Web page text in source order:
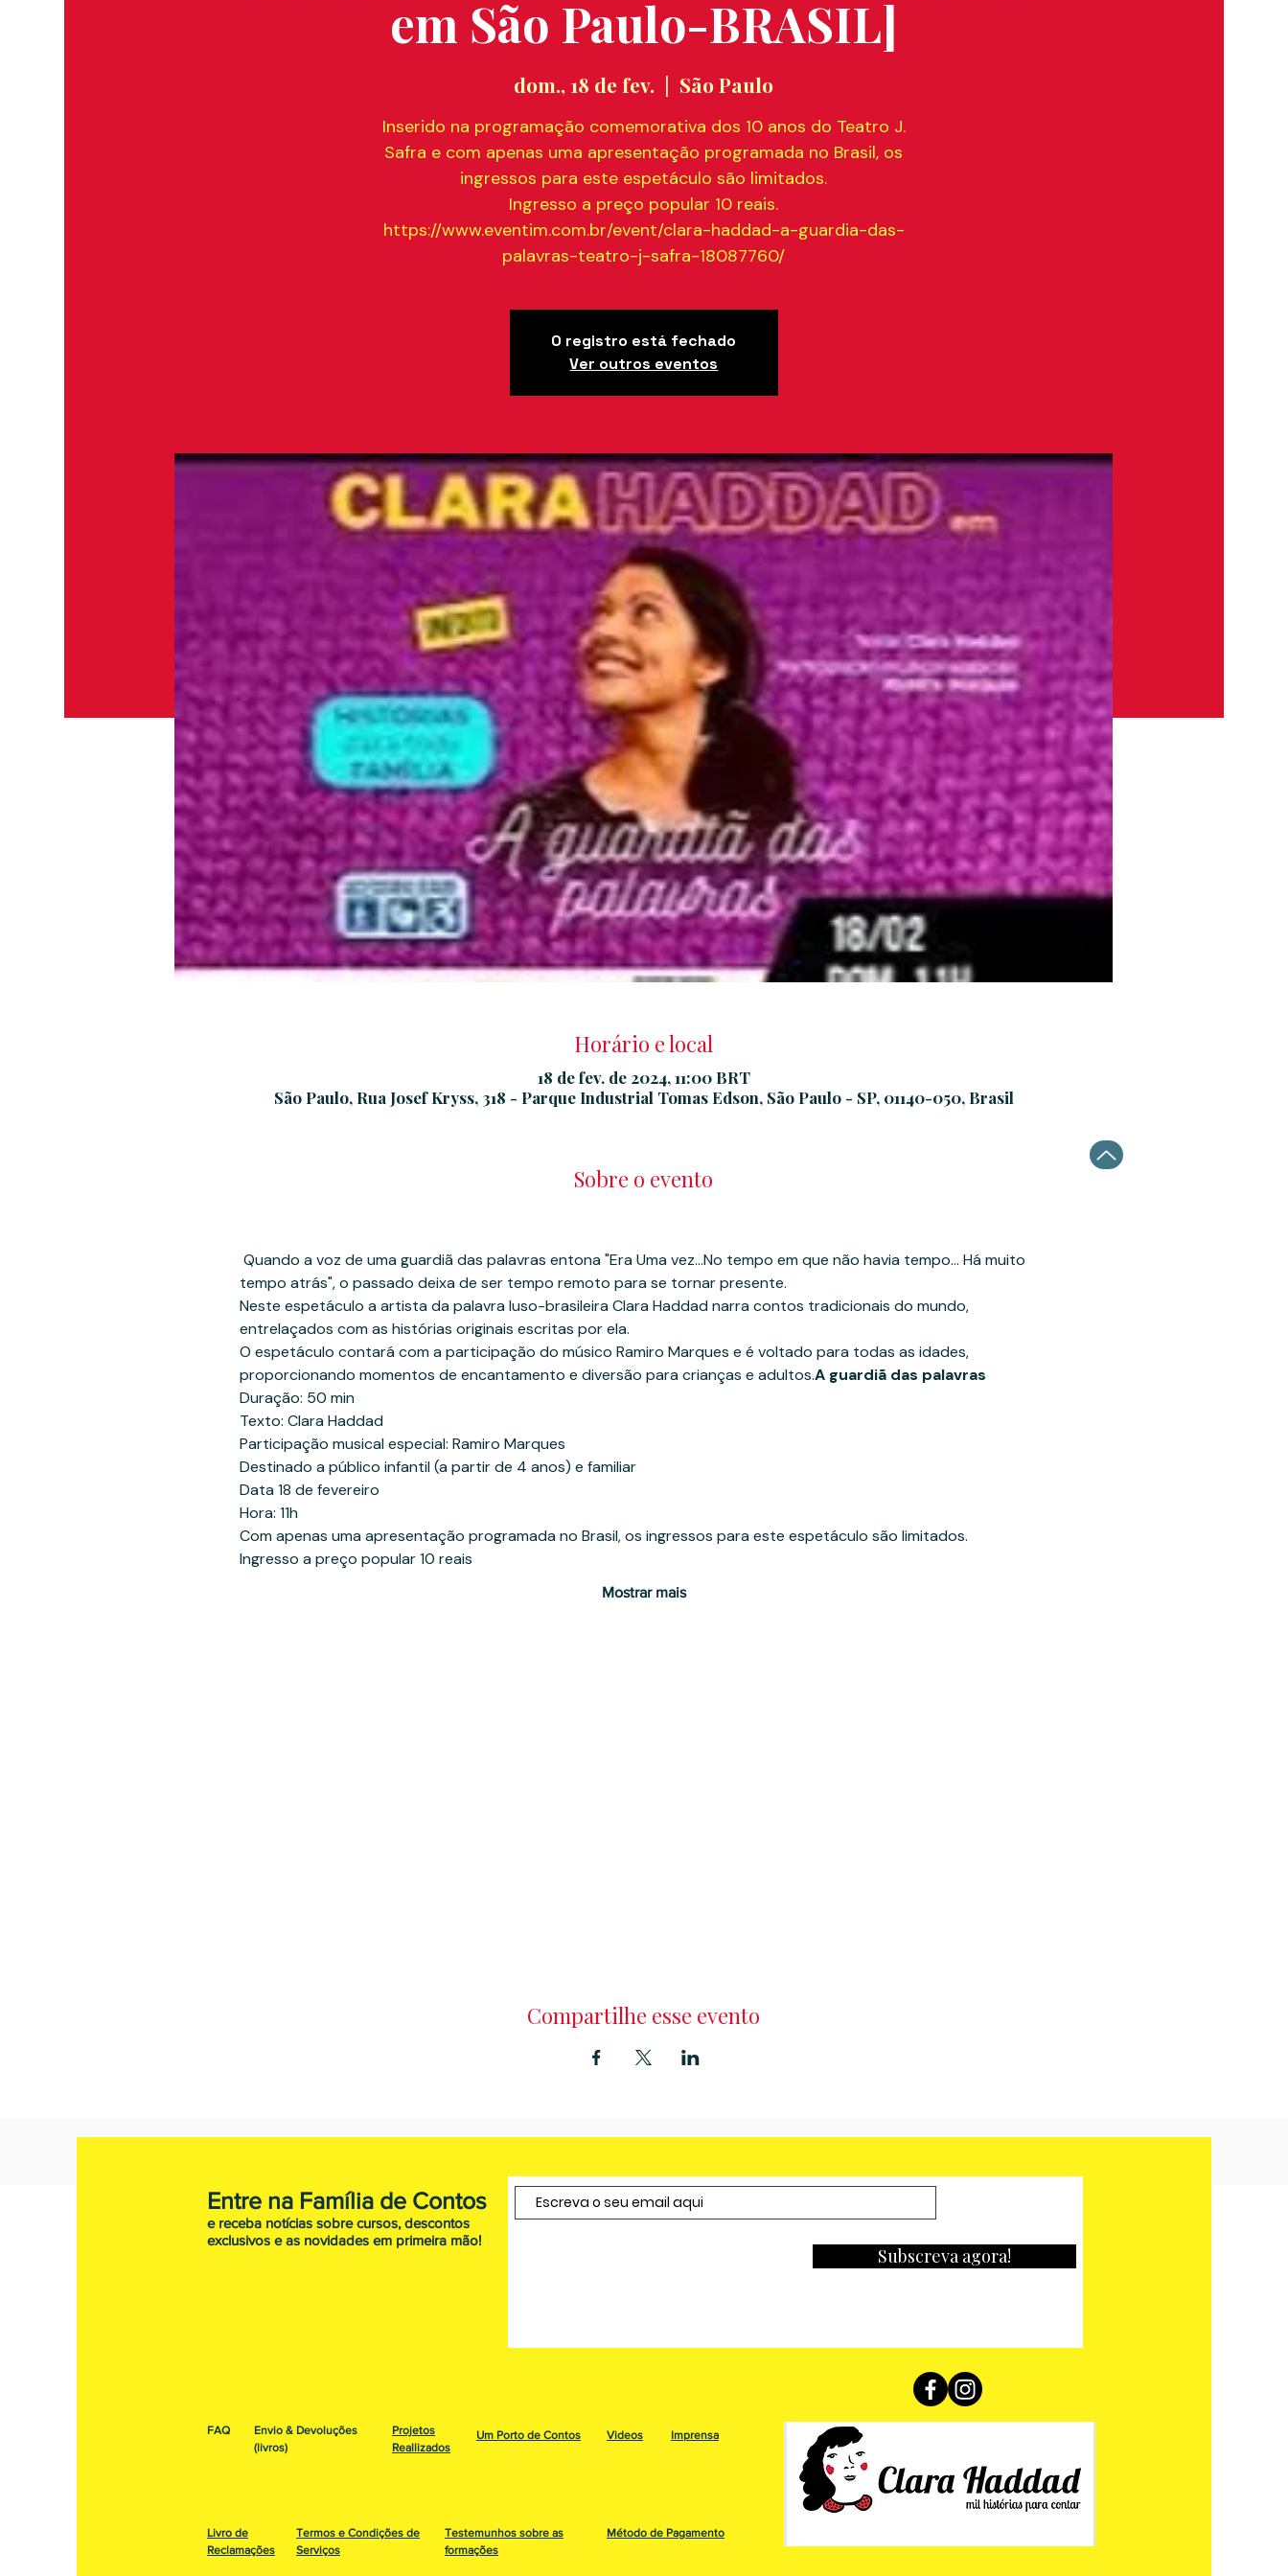
em São Paulo-BRASIL]
dom., 18 de fev.
  |
São Paulo
Inserido na programação comemorativa dos 10 anos do Teatro J.
Safra e com apenas uma apresentação programada no Brasil, os
ingressos para este espetáculo são limitados.
Ingresso a preço popular 10 reais.
https://www.eventim.com.br/event/clara-haddad-a-guardia-das-
palavras-teatro-j-safra-18087760/
O registro está fechado
Ver outros eventos
Horário e local
18 de fev. de 2024, 11:00 BRT
São Paulo, Rua Josef Kryss, 318 - Parque Industrial Tomas Edson, São Paulo - SP, 01140-050, Brasil
Sobre o evento
Quando a voz de uma guardiã das palavras entona "Era Uma vez...No tempo em que não havia tempo... Há muito
tempo atrás", o passado deixa de ser tempo remoto para se tornar presente.
Neste espetáculo a artista da palavra luso-brasileira Clara Haddad narra contos tradicionais do mundo,
entrelaçados com as histórias originais escritas por ela.
O espetáculo contará com a participação do músico Ramiro Marques e é voltado para todas as idades,
proporcionando momentos de encantamento e diversão para crianças e adultos.A guardiã das palavras
Duração: 50 min
Texto: Clara Haddad
Participação musical especial: Ramiro Marques
Destinado a público infantil (a partir de 4 anos) e familiar
Data 18 de fevereiro
Hora: 11h
Com apenas uma apresentação programada no Brasil, os ingressos para este espetáculo são limitados.
Ingresso a preço popular 10 reais
Mostrar mais
Compartilhe esse evento
Entre na Família de Contos
e receba notícias sobre cursos, descontos
exclusivos e as novidades em primeira mão!
Subscreva agora!
FAQ
Envio & Devoluções
(livros)
Projetos
Reallizados
Um Porto de Contos Videos Imprensa
Livro de
Reclamações
Termos e Condições de
Serviços
Testemunhos sobre as
formações
Método de Pagamento